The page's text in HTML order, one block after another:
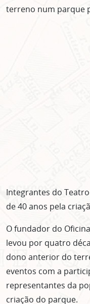
terreno num parque
Integrantes do
de 40 anos pela
O fundador do
levou por quatro
dono anterior do
eventos com a
representantes da
criação do parque.